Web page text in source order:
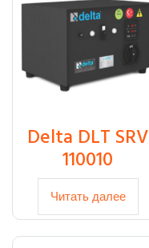
Delta DLT SRV
110010
Читать далее